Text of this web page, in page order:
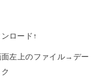
ロード↑
左上のファイル→デー